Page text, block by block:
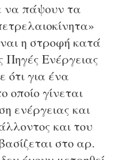
να πάψουν τα
η στροφή κατά
Πηγές Ενέργειας
για ένα
οποίο γίνεται
ενέργειας και
και του
στο αρ.